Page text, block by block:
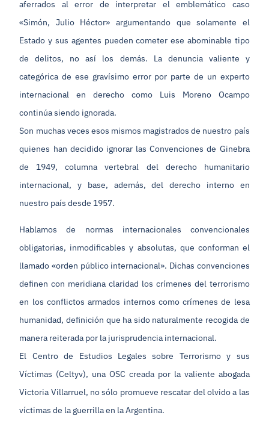
aferrados al error de interpretar el emblemático caso
«Simón, Julio Héctor» argumentando que solamente el
Estado y sus agentes pueden cometer ese abominable tipo
de delitos, no así los demás. La denuncia valiente y
categórica de ese gravísimo error por parte de un experto
internacional en derecho como Luis Moreno Ocampo
continúa siendo ignorada.
Son muchas veces esos mismos magistrados de nuestro país
quienes han decidido ignorar las Convenciones de Ginebra
de 1949, columna vertebral del derecho humanitario
internacional, y base, además, del derecho interno en
nuestro país desde 1957.
Hablamos de normas internacionales convencionales
obligatorias, inmodificables y absolutas, que conforman el
llamado «orden público internacional». Dichas convenciones
definen con meridiana claridad los crímenes del terrorismo
en los conflictos armados internos como crímenes de lesa
humanidad, definición que ha sido naturalmente recogida de
manera reiterada por la jurisprudencia internacional.
El Centro de Estudios Legales sobre Terrorismo y sus
Víctimas (Celtyv), una OSC creada por la valiente abogada
Victoria Villarruel, no sólo promueve rescatar del olvido a las
víctimas de la guerrilla en la Argentina.